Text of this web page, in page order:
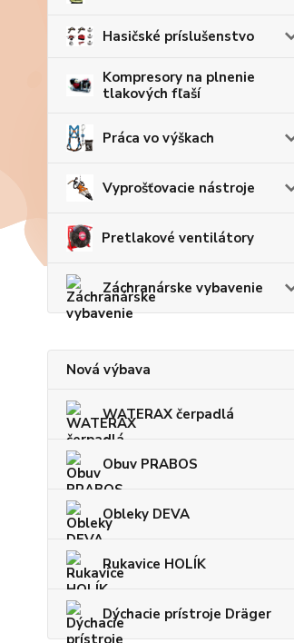
Hasičské príslušenstvo
Kompresory na plnenie
tlakových fľaší
Práca vo výškach
Vyprošťovacie nástroje
Pretlakové ventilátory
Záchranárske vybavenie
Nová výbava
WATERAX čerpadlá
Obuv PRABOS
Obleky DEVA
Rukavice HOLÍK
Dýchacie prístroje Dräger